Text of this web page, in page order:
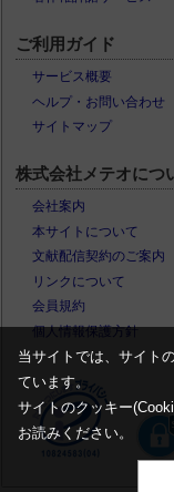
ご利用ガイド
サービス概要
ヘルプ・お問い合わせ
サイトマップ
株式会社メテオにつ
会社案内
本サイトについて
文献配信契約のご案内
リンクについて
会員規約
個人情報保護方針
当サイトでは、サイト
ています。
サイトのクッキー
お読みください。